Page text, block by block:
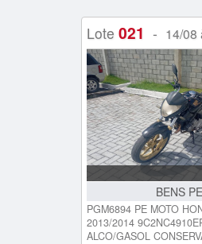
Lote 021 - 14/08
BENS
PGM6894 PE MOTO
2013/2014
ALCO/GASOL